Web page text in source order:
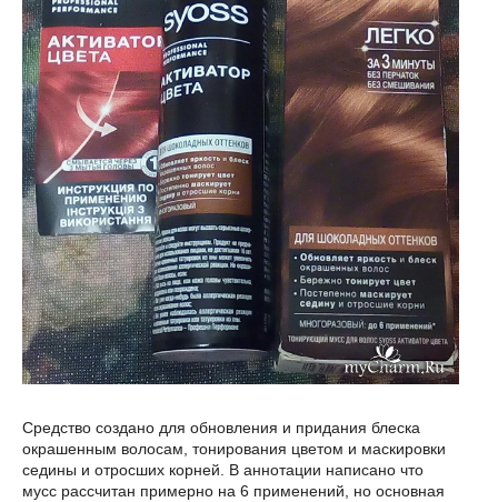
Средство создано для обновления и придания блеска
окрашенным волосам, тонирования цветом и маскировки
седины и отросших корней. В аннотации написано что
мусс рассчитан примерно на 6 применений, но основная